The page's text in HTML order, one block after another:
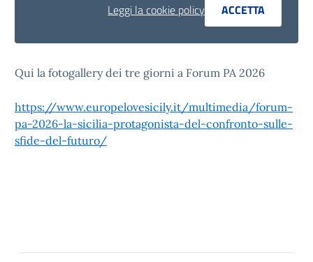
Leggi la cookie policy
ACCETTA
Qui la fotogallery dei tre giorni a Forum PA 2026
https://www.europelovesicily.it/multimedia/forum-
pa-2026-la-sicilia-protagonista-del-confronto-sulle-
sfide-del-futuro/